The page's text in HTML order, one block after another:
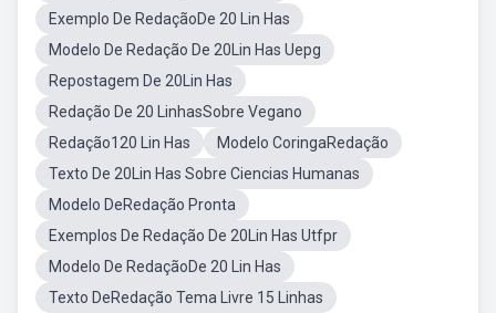
Exemplo De RedaçãoDe 20 Lin Has
Modelo De Redação De 20Lin Has Uepg
Repostagem De 20Lin Has
Redação De 20 LinhasSobre Vegano
Redação120 Lin Has
Modelo CoringaRedação
Texto De 20Lin Has Sobre Ciencias Humanas
Modelo DeRedação Pronta
Exemplos De Redação De 20Lin Has Utfpr
Modelo De RedaçãoDe 20 Lin Has
Texto DeRedação Tema Livre 15 Linhas